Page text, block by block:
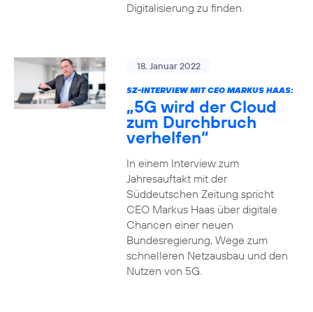
Digitalisierung zu finden.
18. Januar 2022
SZ-INTERVIEW MIT CEO MARKUS HAAS:
„5G wird der Cloud
zum Durchbruch
verhelfen“
In einem Interview zum
Jahresauftakt mit der
Süddeutschen Zeitung spricht
CEO Markus Haas über digitale
Chancen einer neuen
Bundesregierung, Wege zum
schnelleren Netzausbau und den
Nutzen von 5G.